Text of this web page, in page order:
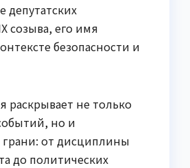
депутатских
созыва, его имя
безопасности и
раскрывает не только
но и
грани: от дисциплины
до политических